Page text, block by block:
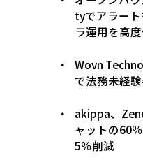
tyでアラー
ラ運用を高
Wovn
で法務未経
akippa、
ャットの60
5％削減